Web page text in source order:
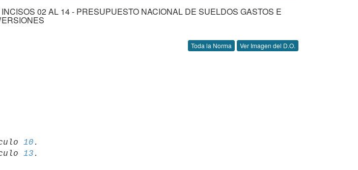
02 AL 14 - PRESUPUESTO NACIONAL DE SUELDOS GASTOS E
Toda la Norma Ver Imagen del D.O.
10
13